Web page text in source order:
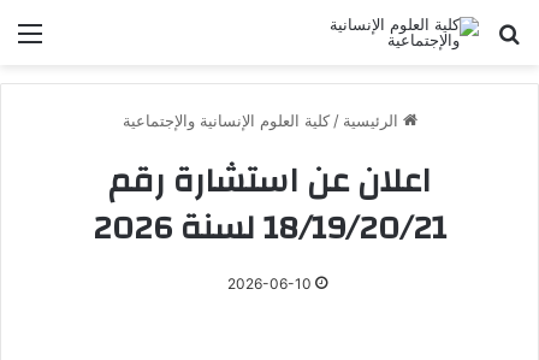
بحث عن
الرئيسية / كلية العلوم الإنسانية والإجتماعية
اعلان عن استشارة رقم
18/19/20/21 لسنة 2026
2026-06-10